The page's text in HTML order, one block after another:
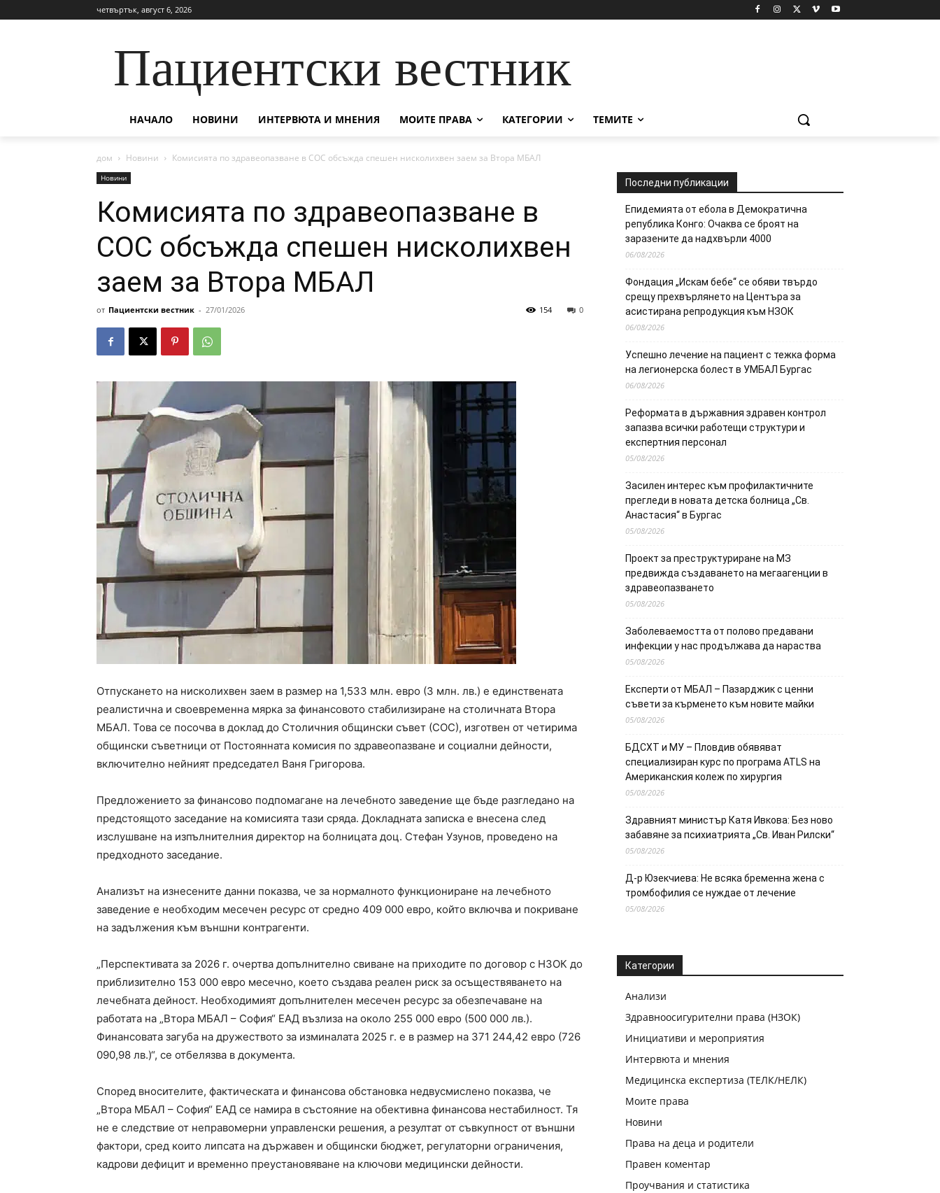
четвъртък, август 6, 2026
Пациентски вестник
НАЧАЛО НОВИНИ ИНТЕРВЮТА И МНЕНИЯ МОИТЕ ПРАВА КАТЕГОРИИ ТЕМИТЕ
дом Новини Комисията по здравеопазване в СОС обсъжда спешен нисколихвен заем за Втора МБАЛ
Новини
Комисията по здравеопазване в
СОС обсъжда спешен нисколихвен
заем за Втора МБАЛ
от Пациентски вестник - 27/01/2026 0
154
Отпускането на нисколихвен заем в размер на 1,533 млн. евро (3 млн. лв.) е единствената
реалистична и своевременна мярка за финансовото стабилизиране на столичната Втора
МБАЛ. Това се посочва в доклад до Столичния общински съвет (СОС), изготвен от четирима
общински съветници от Постоянната комисия по здравеопазване и социални дейности,
включително нейният председател Ваня Григорова.
Предложението за финансово подпомагане на лечебното заведение ще бъде разгледано на
предстоящото заседание на комисията тази сряда. Докладната записка е внесена след
изслушване на изпълнителния директор на болницата доц. Стефан Узунов, проведено на
предходното заседание.
Анализът на изнесените данни показва, че за нормалното функциониране на лечебното
заведение е необходим месечен ресурс от средно 409 000 евро, който включва и покриване
на задължения към външни контрагенти.
„Перспективата за 2026 г. очертва допълнително свиване на приходите по договор с НЗОК до
приблизително 153 000 евро месечно, което създава реален риск за осъществяването на
лечебната дейност. Необходимият допълнителен месечен ресурс за обезпечаване на
работата на „Втора МБАЛ – София“ ЕАД възлиза на около 255 000 евро (500 000 лв.).
Финансовата загуба на дружеството за изминалата 2025 г. е в размер на 371 244,42 евро (726
090,98 лв.)“, се отбелязва в документа.
Според вносителите, фактическата и финансова обстановка недвусмислено показва, че
„Втора МБАЛ – София“ ЕАД се намира в състояние на обективна финансова нестабилност. Тя
не е следствие от неправомерни управленски решения, а резултат от съвкупност от външни
фактори, сред които липсата на държавен и общински бюджет, регулаторни ограничения,
кадрови дефицит и временно преустановяване на ключови медицински дейности.
Последни публикации
Епидемията от ебола в Демократична
република Конго: Очаква се броят на
заразените да надхвърли 4000
06/08/2026
Фондация „Искам бебе“ се обяви твърдо
срещу прехвърлянето на Центъра за
асистирана репродукция към НЗОК
06/08/2026
Успешно лечение на пациент с тежка форма
на легионерска болест в УМБАЛ Бургас
06/08/2026
Реформата в държавния здравен контрол
запазва всички работещи структури и
експертния персонал
05/08/2026
Засилен интерес към профилактичните
прегледи в новата детска болница „Св.
Анастасия“ в Бургас
05/08/2026
Проект за преструктуриране на МЗ
предвижда създаването на мегаагенции в
здравеопазването
05/08/2026
Заболеваемостта от полово предавани
инфекции у нас продължава да нараства
05/08/2026
Експерти от МБАЛ – Пазарджик с ценни
съвети за кърменето към новите майки
05/08/2026
БДСХТ и МУ – Пловдив обявяват
специализиран курс по програма ATLS на
Американския колеж по хирургия
05/08/2026
Здравният министър Катя Ивкова: Без ново
забавяне за психиатрията „Св. Иван Рилски“
05/08/2026
Д-р Юзекчиева: Не всяка бременна жена с
тромбофилия се нуждае от лечение
05/08/2026
Категории
Анализи
Здравноосигурителни права (НЗОК)
Инициативи и мероприятия
Интервюта и мнения
Медицинска експертиза (ТЕЛК/НЕЛК)
Моите права
Новини
Права на деца и родители
Правен коментар
Проучвания и статистика